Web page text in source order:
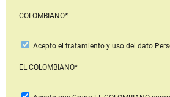
COLOMBIANO*
Acepto el tratamiento y uso del dato
EL COLOMBIANO*